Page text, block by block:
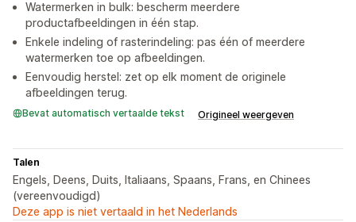
Watermerken in bulk: bescherm meerdere
productafbeeldingen in één stap.
Enkele indeling of rasterindeling: pas één of meerdere
watermerken toe op afbeeldingen.
Eenvoudig herstel: zet op elk moment de originele
afbeeldingen terug.
Bevat automatisch vertaalde tekst Origineel weergeven
Talen
Engels, Deens, Duits, Italiaans, Spaans, Frans, en Chinees
(vereenvoudigd)
Deze app is niet vertaald in het Nederlands